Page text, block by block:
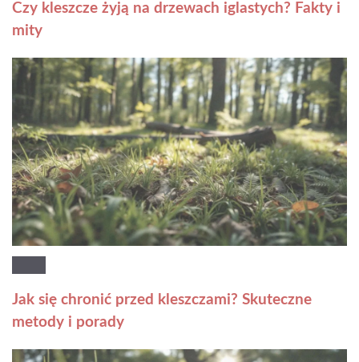
Czy kleszcze żyją na drzewach iglastych? Fakty i
mity
Jak się chronić przed kleszczami? Skuteczne
metody i porady